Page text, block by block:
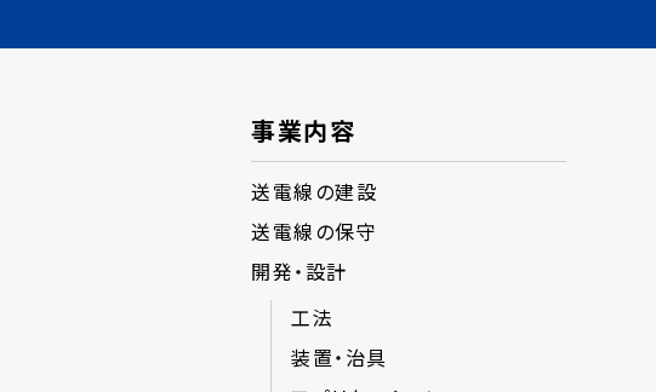
事業内容
送電線の建設
送電線の保守
開発・設計
工法
装置・治具